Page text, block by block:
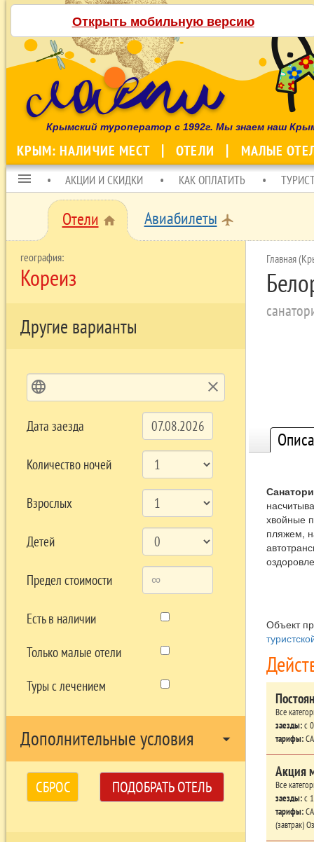
Открыть мобильную версию
Крымский туроператор с 1992г. Мы знаем наш
КРЫМ: НАЛИЧИЕ МЕСТ ОТЕЛИ МАЛЫЕ
menu АКЦИИ И СКИДКИ КАК ОПЛАТИТЬ
Отели home Авиабилеты local_airport
Кореиз
Другие варианты
language clear
Дата заезда
Количество ночей
Взрослых
Детей
Предел стоимости
Есть в наличии
Только малые отели
Туры с лечением
Дополнительные условия arrow_drop_down
СБРОС ПОДОБРАТЬ ОТЕЛЬ
Главная
хвойные
пляжем,
Объект
Все
заезды:c
тарифы:
Акция
Все
заезды:c
тарифы:
(завтрак)